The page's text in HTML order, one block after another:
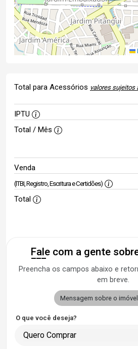
Total para Acessórios valores sujeitos
IPTU
Total / Mês
Venda
(ITBI, Registro, Escritura e Certidões)
Total
Fale com a gente
Preencha os campos abaixo e
em breve.
Mensagem sobre o imóvel
O que você deseja?
Quero Comprar